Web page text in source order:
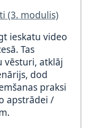
(3. modulis)
ieskatu video
Tas
vēsturi, atklāj
dod
praksi
apstrādei /